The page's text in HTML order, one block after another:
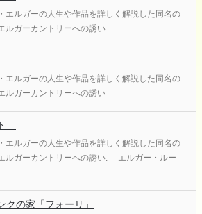
エルガーの人生や作品を詳しく解説した同名の
ルガーカントリーへの誘い
エルガーの人生や作品を詳しく解説した同名の
ルガーカントリーへの誘い
」
エルガーの人生や作品を詳しく解説した同名の
ルガーカントリーへの誘い. 「エルガー・ルー
クの家「フォーリ」